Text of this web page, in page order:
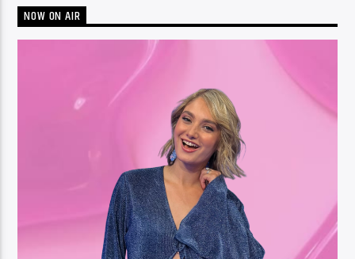
NOW ON AIR